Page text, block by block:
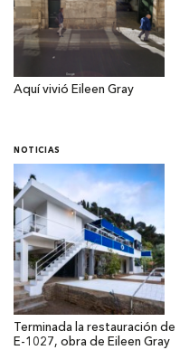
Aquí vivió Eileen Gray
NOTICIAS
Terminada la restauración de
E-1027, obra de Eileen Gray